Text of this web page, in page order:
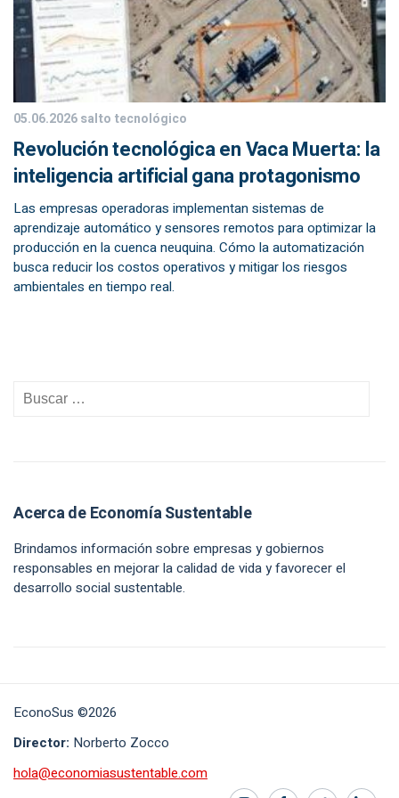
05.06.2026salto tecnológico
Revolución tecnológica en Vaca Muerta: la
inteligencia artificial gana protagonismo
Las empresas operadoras implementan sistemas de
aprendizaje automático y sensores remotos para optimizar la
producción en la cuenca neuquina. Cómo la automatización
busca reducir los costos operativos y mitigar los riesgos
ambientales en tiempo real.
Acerca de Economía Sustentable
Brindamos información sobre empresas y gobiernos
responsables en mejorar la calidad de vida y favorecer el
desarrollo social sustentable.
EconoSus ©2026
Director: Norberto Zocco
hola@economiasustentable.com